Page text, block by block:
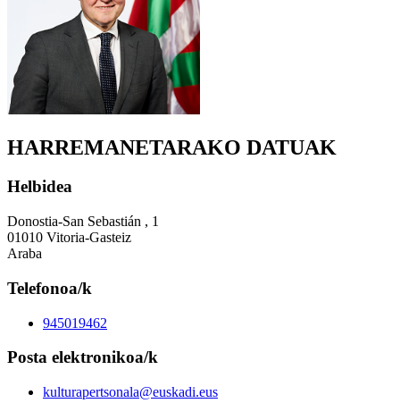
HARREMANETARAKO DATUAK
Helbidea
Donostia-San Sebastián , 1
01010 Vitoria-Gasteiz
Araba
Telefonoa/k
945019462
Posta elektronikoa/k
kulturapertsonala@euskadi.eus